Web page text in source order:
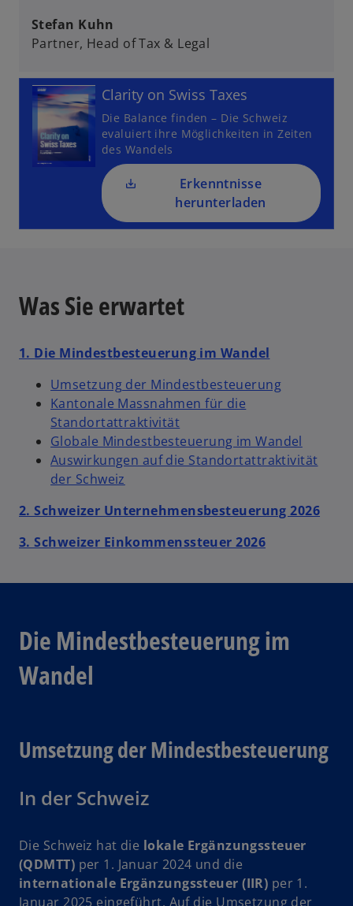
Stefan Kuhn
Partner, Head of Tax & Legal
Clarity on Swiss Taxes
Die Balance finden – Die Schweiz
evaluiert ihre Möglichkeiten in Zeiten
des Wandels
Erkenntnisse
herunterladen
u
n
e
g
is
t
e
e
ö
n
e
Was Sie erwartet
1. Die Mindestbesteuerung im Wandel
Umsetzung der Mindestbesteuerung
Kantonale Massnahmen für die
Standortattraktivität
Globale Mindestbesteuerung im Wandel
Auswirkungen auf die Standortattraktivität
der Schweiz
2. Schweizer Unternehmensbesteuerung 2026
3. Schweizer Einkommenssteuer 2026
Die Mindestbesteuerung im
Wandel
Umsetzung der Mindestbesteuerung
In der Schweiz
Die Schweiz hat die lokale Ergänzungssteuer
(QDMTT) per 1. Januar 2024 und die
internationale Ergänzungssteuer (IIR) per 1.
Januar 2025 eingeführt. Auf die Umsetzung der